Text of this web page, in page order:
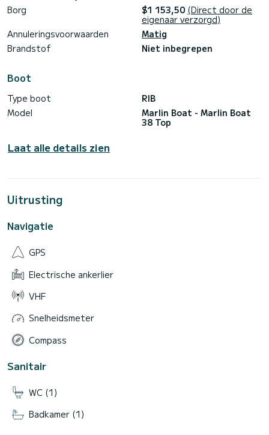
Borg
$1 153,50 (Direct door de
eigenaar verzorgd)
Annuleringsvoorwaarden
Matig
Brandstof
Niet inbegrepen
Boot
Type boot
RIB
Model
Marlin Boat - Marlin Boat
38 Top
Laat alle details zien
Uitrusting
Navigatie
GPS
Electrische ankerlier
VHF
Snelheidsmeter
Compass
Sanitair
WC (1)
Badkamer (1)